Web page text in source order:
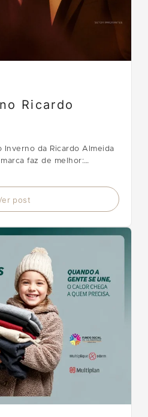
Ricardo
Inverno da Ricardo Almeida
faz de melhor:
conectada com o
post